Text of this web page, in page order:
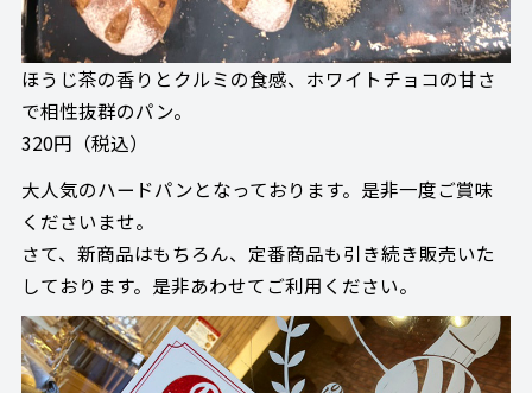
ほうじ茶の香りとクルミの食感、ホワイトチョコの甘さ
で相性抜群のパン。
320円（税込）
大人気のハードパンとなっております。是非一度ご賞味
くださいませ。
さて、新商品はもちろん、定番商品も引き続き販売いた
しております。是非あわせてご利用ください。